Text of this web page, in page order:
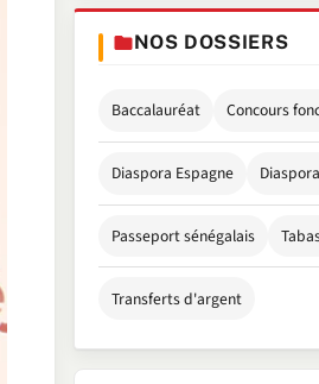
NOS DOSSIERS
Baccalauréat Concours
Diaspora Espagne
Passeport sénégalais
Transferts d'argent